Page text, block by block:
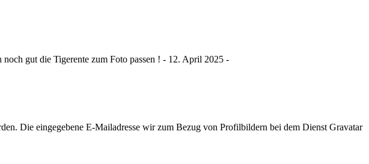
gut die Tigerente zum Foto passen ! - 12. April 2025 -
Die eingegebene E-Mailadresse wir zum Bezug von Profilbildern bei dem Dienst Gravatar